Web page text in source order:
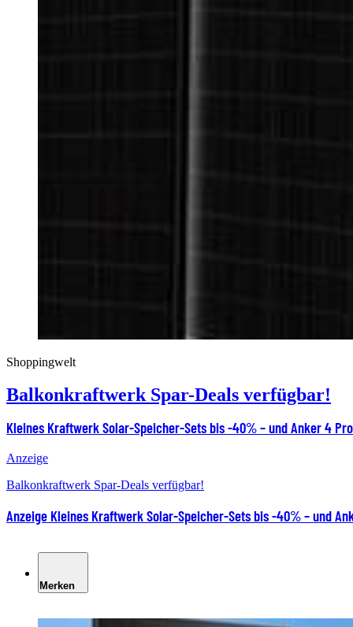
Shoppingwelt
Balkonkraftwerk Spar-Deals verfügbar!
Kleines Kraftwerk Solar-Speicher-Sets bis -40% – und Anker 4
Anzeige
Balkonkraftwerk Spar-Deals verfügbar!
Anzeige Kleines Kraftwerk Solar-Speicher-Sets bis -40% – und
Merken